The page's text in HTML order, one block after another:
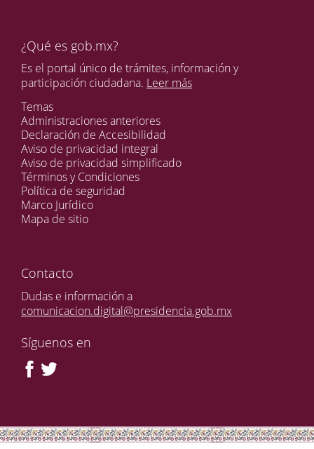
¿Qué es gob.mx?
Es el portal único de trámites, información y
participación ciudadana. Leer más
Temas
Administraciones anteriores
Declaración de Accesibilidad
Aviso de privacidad integral
Aviso de privacidad simplificado
Términos y Condiciones
Política de seguridad
Marco Jurídico
Mapa de sitio
Contacto
Dudas e información a
comunicacion.digital@presidencia.gob.mx
Síguenos en